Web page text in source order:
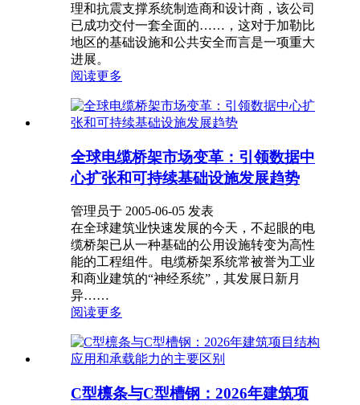
理和抗震支撑系统制造商和设计商，该公司
已成功交付一套全面的……，这对于加勒比
地区的基础设施和公共安全而言是一项重大
进展。
阅读更多
全球电缆桥架市场变革：引领数据中
心扩张和可持续基础设施发展趋势
管理员于 2005-06-05 发表
在全球建筑业快速发展的今天，不起眼的电
缆桥架已从一种基础的公用设施转变为高性
能的工程组件。电缆桥架系统常被誉为工业
和商业建筑的“神经系统”，其发展日新月
异……
阅读更多
C型檩条与C型槽钢：2026年建筑项